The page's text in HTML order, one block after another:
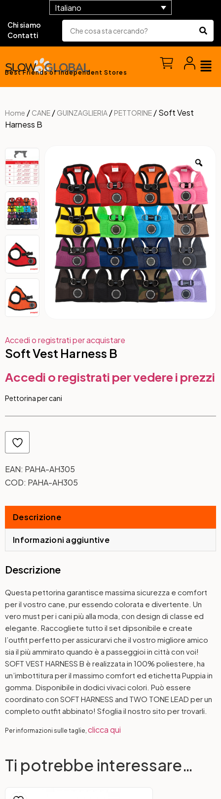
Italiano
Chi siamo
Contatti
Best Friends of Independent Stores
Home / CANE / GUINZAGLIERIA / PETTORINE / Soft Vest
Harness B
Accedi o registrati per acquistare
Soft Vest Harness B
Accedi o registrati per vedere i prezzi
Pettorina per cani
EAN: PAHA-AH305
COD: PAHA-AH305
Descrizione
Informazioni aggiuntive
Descrizione
Questa pettorina garantisce massima sicurezza e comfort
per il vostro cane, pur essendo colorata e divertente. Un
vero must per i cani più alla moda, con design di classe ed
elegante. Raccogliete tutto il set dipsonibile e create
l’outfit perfetto per assicurarvi che il vostro migliore amico
sia il più ammirato quando è a passeggioi in città con voi!
SOFT VEST HARNESS B è realizzata in 100% poliestere, ha
un’imbottitura per il massimo comfort ed etichetta Puppia in
gomma. Disponibile in dodici vivaci colori. Può essere
coordinato con SOFT HARNESS and TWO TONE LEAD per un
completo outfit abbinato! Sfoglia il nostro sito per trovarli.
Per informazioni sulle taglie, clicca qui
Ti potrebbe interessare…